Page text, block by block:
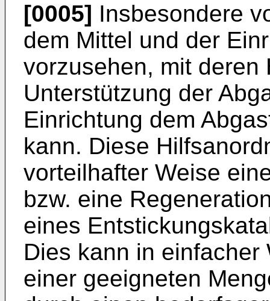
[0005] Insbesondere
dem Mittel und der
vorzusehen, mit deren
Unterstützung der
Einrichtung dem
kann. Diese
vorteilhafter Weise
bzw. eine
eines
Dies kann in
einer geeigneten